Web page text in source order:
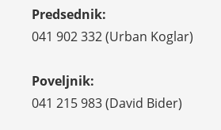
Predsednik:
041 902 332 (Urban Koglar)
Poveljnik:
041 215 983 (David Bider)